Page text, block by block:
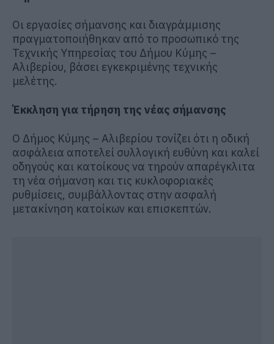
Οι εργασίες σήμανσης και διαγράμμισης
πραγματοποιήθηκαν από το προσωπικό της
Τεχνικής Υπηρεσίας του Δήμου Κύμης –
Αλιβερίου, βάσει εγκεκριμένης τεχνικής
μελέτης.
Έκκληση για τήρηση της νέας σήμανσης
Ο Δήμος Κύμης – Αλιβερίου τονίζει ότι η οδική
ασφάλεια αποτελεί συλλογική ευθύνη και καλεί
οδηγούς και κατοίκους να τηρούν απαρέγκλιτα
τη νέα σήμανση και τις κυκλοφοριακές
ρυθμίσεις, συμβάλλοντας στην ασφαλή
μετακίνηση κατοίκων και επισκεπτών.